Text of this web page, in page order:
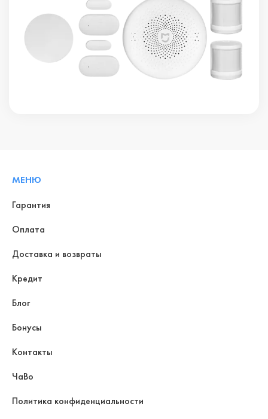
МЕНЮ
Гарантия
Оплата
Доставка и возвраты
Кредит
Блог
Бонусы
Контакты
ЧаВо
Политика конфиденциальности